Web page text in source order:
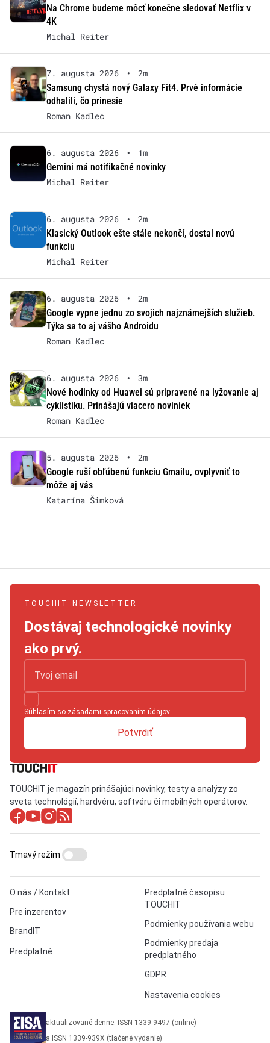
Na Chrome budeme môcť konečne sledovať Netflix v
4K
Michal Reiter
7. augusta 2026 •
2m
Samsung chystá nový Galaxy Fit4. Prvé informácie
odhalili, čo prinesie
Roman Kadlec
6. augusta 2026 •
1m
Gemini má notifikačné novinky
Michal Reiter
6. augusta 2026 •
2m
Klasický Outlook ešte stále nekončí, dostal novú
funkciu
Michal Reiter
6. augusta 2026 •
2m
Google vypne jednu zo svojich najznámejších služieb.
Týka sa to aj vášho Androidu
Roman Kadlec
6. augusta 2026 •
3m
Nové hodinky od Huawei sú pripravené na lyžovanie aj
cyklistiku. Prinášajú viacero noviniek
Roman Kadlec
5. augusta 2026 •
2m
Google ruší obľúbenú funkciu Gmailu, ovplyvniť to
môže aj vás
Katarína Šimková
TOUCHIT NEWSLETTER
Dostávaj technologické novinky
ako prvý.
Súhlasím so zásadami spracovaním údajov.
Potvrdiť
TOUCHIT je magazín prinášajúci novinky, testy a analýzy zo
sveta technológií, hardvéru, softvéru či mobilných operátorov.
O nás / Kontakt
Pre inzerentov
BrandIT
Predplatné
Predplatné časopisu
TOUCHIT
Podmienky používania webu
Podmienky predaja
predplatného
GDPR
Nastavenia cookies
Tmavý režim
aktualizované denne: ISSN 1339-9497 (online)
a ISSN 1339-939X (tlačené vydanie)